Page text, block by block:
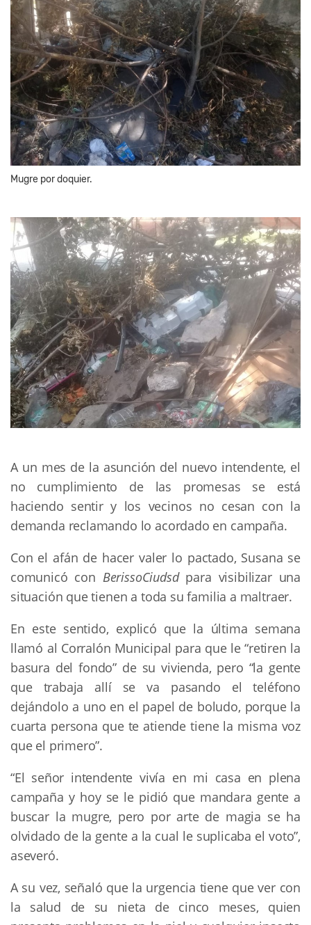
Mugre por doquier.
A un mes de la asunción del nuevo intendente, el
no cumplimiento de las promesas se está
haciendo sentir y los vecinos no cesan con la
demanda reclamando lo acordado en campaña.
Con el afán de hacer valer lo pactado, Susana se
comunicó con BerissoCiudsdpara visibilizar una
situación que tienen a toda su familia a maltraer.
En este sentido, explicó que la última semana
llamó al Corralón Municipal para que le “retiren la
basura del fondo” de su vivienda, pero “la gente
que trabaja allí se va pasando el teléfono
dejándolo a uno en el papel de boludo, porque la
cuarta persona que te atiende tiene la misma voz
que el primero”.
“El señor intendente vivía en mi casa en plena
campaña y hoy se le pidió que mandara gente a
buscar la mugre, pero por arte de magia se ha
olvidado de la gente a la cual le suplicaba el voto”,
aseveró.
A su vez, señaló que la urgencia tiene que ver con
la salud de su nieta de cinco meses, quien